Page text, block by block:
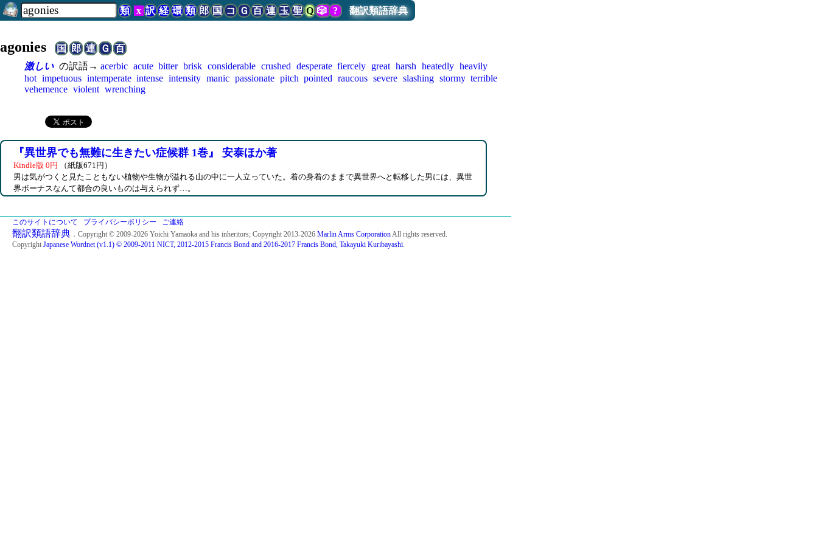
類 x 訳 経 環 類 郎 国 コ Ｇ 百 連 玉 聖 Q 🎲? 翻訳類語辞典
agonies国 郎 連 Ｇ
百
激しい の訳語→ acerbic acute bitter brisk considerable crushed desperate fiercely great harsh heatedly heavily
hot impetuous intemperate intense intensity manic passionate pitch pointed raucous severe slashing stormy terrible
vehemence violent wrenching
『異世界でも無難に生きたい症候群 1巻』 安泰ほか著
Kindle版 0円
（紙版671円）
男は気がつくと見たこともない植物や生物が溢れる山の中に一人立っていた。着の身着のままで異世界へと転移した男には、異世
界ボーナスなんて都合の良いものは与えられず…。
このサイトについて プライバシーポリシー ご連絡
翻訳類語辞典 ．Copyright © 2009-2026 Yoichi Yamaoka and his inheritors; Copyright 2013-2026 Marlin Arms CorporationAll rights reserved.
Copyright Japanese Wordnet (v1.1) © 2009-2011 NICT, 2012-2015 Francis Bond and 2016-2017 Francis Bond, Takayuki Kuribayashi.